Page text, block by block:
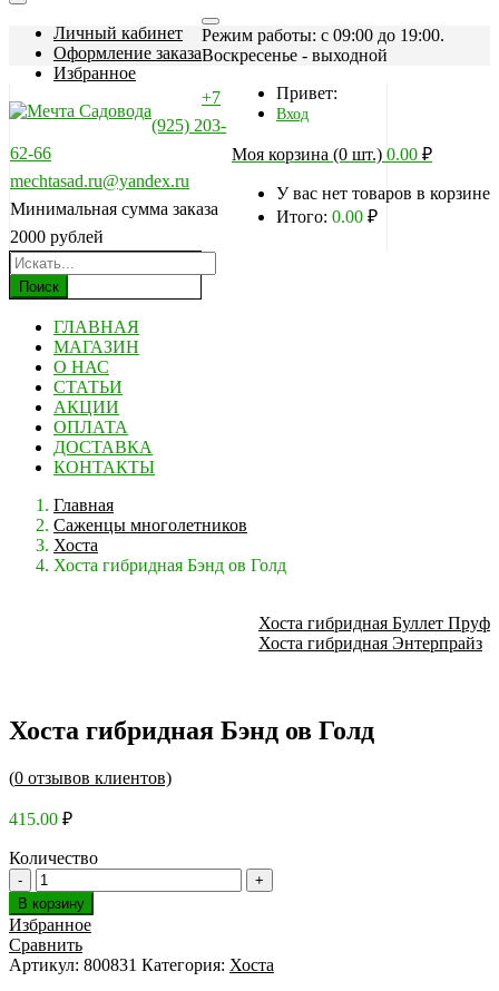
Личный кабинет
Оформление заказа
Избранное
Режим работы: c 09:00 до 19:00.
Воскресенье - выходной
Привет:
Вход
Моя корзина (0 шт.) 0.00 ₽
У вас нет товаров в корзине
Итого: 0.00 ₽
+7
(925) 203-
62-66
mechtasad.ru@yandex.ru
Минимальная сумма заказа
2000 рублей
Поиск
ГЛАВНАЯ
МАГАЗИН
О НАС
СТАТЬИ
АКЦИИ
ОПЛАТА
ДОСТАВКА
КОНТАКТЫ
Главная
Саженцы многолетников
Хоста
Хоста гибридная Бэнд ов Голд
Хоста гибридная Буллет Пруф
Хоста гибридная Энтерпрайз
Хоста гибридная Бэнд ов Голд
(0 отзывов клиентов)
415.00 ₽
Количество
В корзину
Избранное
Сравнить
Артикул: 800831 Категория: Хоста